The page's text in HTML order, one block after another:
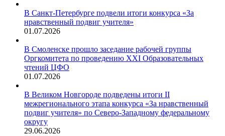
В Санкт-Петербурге подвели итоги конкурса «За
нравственный подвиг учителя»
01.07.2026
В Смоленске прошло заседание рабочей группы
Оргкомитета по проведению XXI Образовательных
чтений ЦФО
01.07.2026
В Великом Новгороде подведены итоги II
межрегионального этапа конкурса «За нравственный
подвиг учителя» по Северо-Западному федеральному
округу
29.06.2026